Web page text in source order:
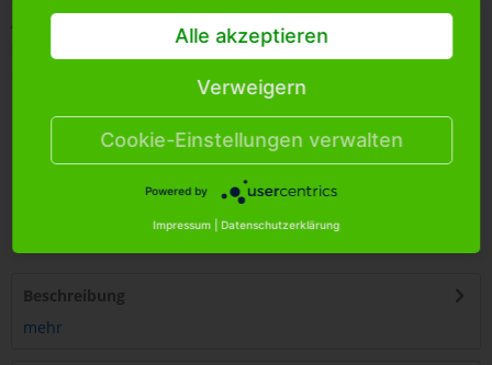
Artikel-Nr.:
934
144
250255 472459
Beschreibung
mehr
Alle akzeptieren
Verweigern
Cookie-Einstellungen verwalten
Powered by
Impressum Datenschutzerklärung